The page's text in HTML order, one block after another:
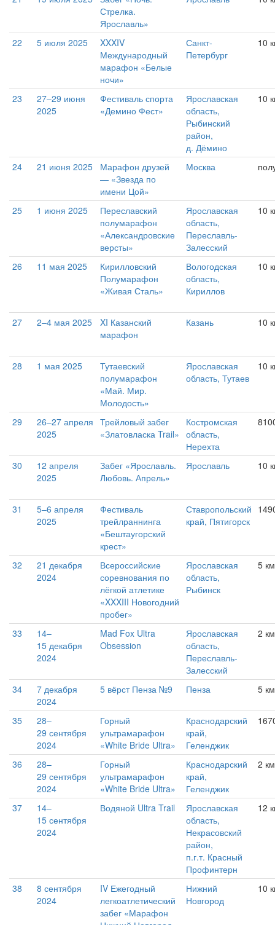
Стрелка.
Ярославль»
22 5 июля 2025
XXXIV
Международный
марафон «Белые
ночи»
Санкт-
Петербург
10
23
27–29 июня
2025
Фестиваль спорта
«Демино Фест»
Ярославская
область,
Рыбинский
район,
д. Дёмино
10
24 21 июня 2025
Марафон друзей
— «Звезда по
имени Цой»
Москва
25 1 июня 2025
Переславский
полумарафон
«Александровские
версты»
Ярославская
область,
Переславль-
Залесский
10
26 11 мая 2025
Кирилловский
Полумарафон
«Живая Сталь»
Вологодская
область,
Кириллов
10
27 2–4 мая 2025
XI Казанский
марафон
Казань 10
28 1 мая 2025
Тутаевский
полумарафон
«Май. Мир.
Молодость»
Ярославская
область, Тутаев
10
29
26–27 апреля
2025
Трейловый забег
«Златовласка Trail»
Костромская
область,
Нерехта
30
12 апреля
2025
Забег «Ярославль.
Любовь. Апрель»
Ярославль 10
31
5–6 апреля
2025
Фестиваль
трейлраннинга
«Бештаугорский
крест»
Ставропольский
край, Пятигорск
32
21 декабря
2024
Всероссийские
соревнования по
лёгкой атлетике
«XXXIII Новогодний
пробег»
Ярославская
область,
Рыбинск
5 км
33
14–
15 декабря
2024
Mad Fox Ultra
Obsession
Ярославская
область,
Переславль-
Залесский
2 км
34
7 декабря
2024
5 вёрст Пенза №9 Пенза 5 км
35
28–
29 сентября
2024
Горный
ультрамарафон
«White Bride Ultra»
Краснодарский
край,
Геленджик
36
28–
29 сентября
2024
Горный
ультрамарафон
«White Bride Ultra»
Краснодарский
край,
Геленджик
2
37
14–
15 сентября
2024
Водяной Ultra Trail
Ярославская
область,
Некрасовский
район,
п.г.т. Красный
Профинтерн
12
38
8 сентября
2024
IV Ежегодный
легкоатлетический
забег «Марафон
Нижний
Новгород
10